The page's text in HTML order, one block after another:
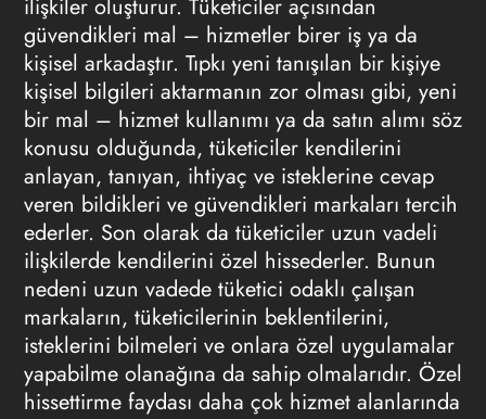
ilişkiler oluşturur. Tüketiciler açısından
güvendikleri mal – hizmetler birer iş ya da
kişisel arkadaştır. Tıpkı yeni tanışılan bir kişiye
kişisel bilgileri aktarmanın zor olması gibi, yeni
bir mal – hizmet kullanımı ya da satın alımı söz
konusu olduğunda, tüketiciler kendilerini
anlayan, tanıyan, ihtiyaç ve isteklerine cevap
veren bildikleri ve güvendikleri markaları tercih
ederler. Son olarak da tüketiciler uzun vadeli
ilişkilerde kendilerini özel hissederler. Bunun
nedeni uzun vadede tüketici odaklı çalışan
markaların, tüketicilerinin beklentilerini,
isteklerini bilmeleri ve onlara özel uygulamalar
yapabilme olanağına da sahip olmalarıdır. Özel
hissettirme faydası daha çok hizmet alanlarında